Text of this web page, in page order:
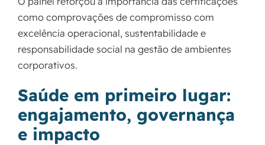
como comprovações de compromisso com
excelência operacional, sustentabilidade e
responsabilidade social na gestão de ambientes
corporativos.
Saúde em primeiro lugar:
engajamento, governança
e impacto